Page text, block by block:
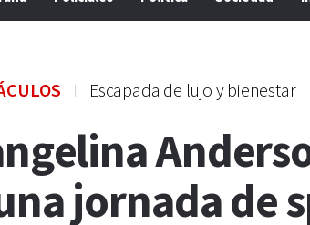
Escapada de lujo y bienestar
jornada de